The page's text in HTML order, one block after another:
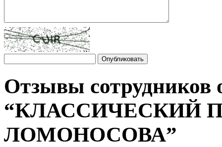
Отзывы сотрудников
“КЛАССИЧЕСКИЙ
ЛОМОНОСОВА”